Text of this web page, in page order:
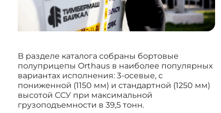
В разделе каталога собраны бортовые
полуприцепы Orthaus в наиболее популярных
вариантах исполнения: 3-осевые, с
пониженной (1150 мм) и стандартной (1250 мм)
высотой ССУ при максимальной
грузоподъемности в 39,5 тонн.